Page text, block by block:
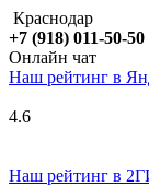
Краснодар
+7 (918) 011-50-50
Онлайн чат
Наш рейтинг в Я
4.6
Наш рейтинг в